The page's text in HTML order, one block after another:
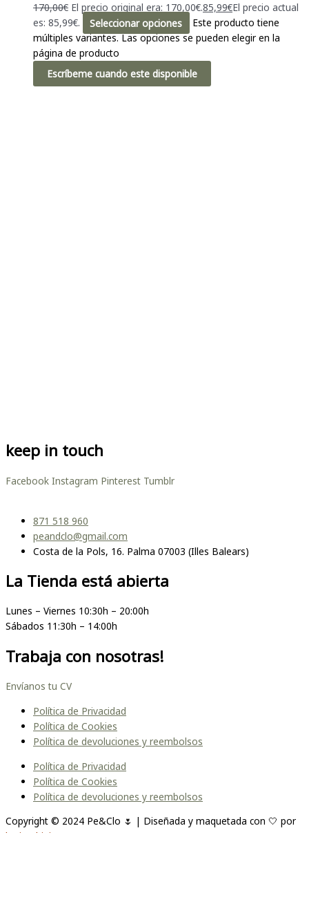
170,00€ El precio original era: 170,00€.85,99€El precio actual
es: 85,99€.
Seleccionar opciones
Este producto tiene
múltiples variantes. Las opciones se pueden elegir en la
página de producto
Escríbeme cuando este disponible
keep in touch
Facebook Instagram Pinterest Tumblr
871 518 960
peandclo@gmail.com
Costa de la Pols, 16. Palma 07003 (Illes Balears)
La Tienda está abierta
Lunes – Viernes 10:30h – 20:00h
Sábados 11:30h – 14:00h
Trabaja con nosotras!
Envíanos tu CV
Política de Privacidad
Política de Cookies
Política de devoluciones y reembolsos
Política de Privacidad
Política de Cookies
Política de devoluciones y reembolsos
Copyright © 2024 Pe&Clo 🌷 | Diseñada y maquetada con 🤍 por
lopipedrini